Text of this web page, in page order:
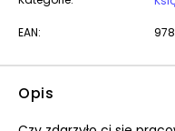
EAN:
Opis